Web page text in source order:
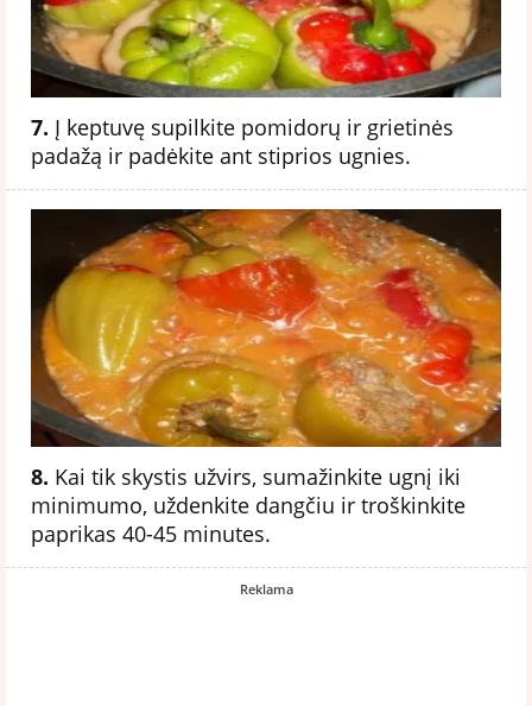
7. Į keptuvę supilkite pomidorų ir grietinės
padažą ir padėkite ant stiprios ugnies.
8. Kai tik skystis užvirs, sumažinkite ugnį iki
minimumo, uždenkite dangčiu ir troškinkite
paprikas 40-45 minutes.
Reklama